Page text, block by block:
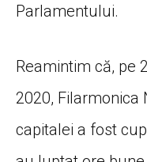
Parlamentului.
Reamintim că, pe
2020, Filarmonica
capitalei a fost